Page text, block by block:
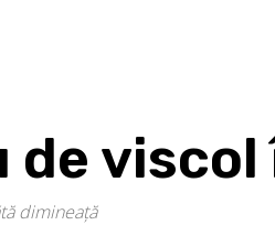
de viscol
dimineață